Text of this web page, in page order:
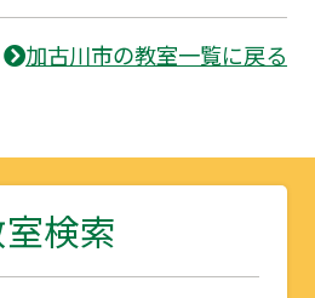
加古川市の教室一覧に戻る
検索